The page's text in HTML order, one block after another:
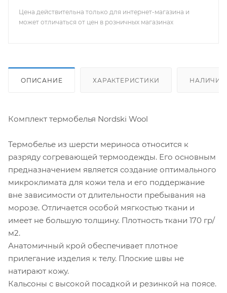
Цена действительна только для интернет-магазина и
может отличаться от цен в розничных магазинах
ОПИСАНИЕ ХАРАКТЕРИСТИКИ НАЛИЧИЕ
Комплект термобелья Nordski Wool
Термобелье из шерсти мериноса относится к
разряду согревающей термоодежды. Его основным
предназначением является создание оптимального
микроклимата для кожи тела и его поддержание
вне зависимости от длительности пребывания на
морозе. Отличается особой мягкостью ткани и
имеет не большую толщину. Плотность ткани 170 гр/
м2.
Анатомичный крой обеспечивает плотное
прилегание изделия к телу. Плоские швы не
натирают кожу.
Кальсоны с высокой посадкой и резинкой на поясе.